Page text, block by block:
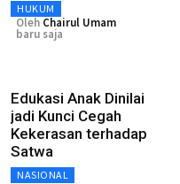
HUKUM
Oleh Chairul Umam
baru saja
Edukasi Anak Dinilai
jadi Kunci Cegah
Kekerasan terhadap
Satwa
NASIONAL